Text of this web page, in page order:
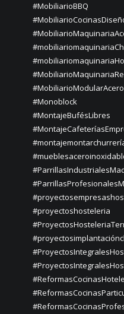
#MobiliarioBBQ
#Monoblock
#MontajeBufésLibres
#proyectoshosteleria